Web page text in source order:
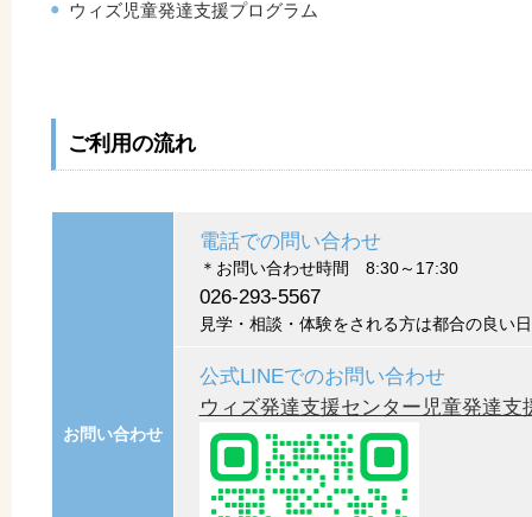
ウィズ児童発達支援プログラム
ご利用の流れ
お問い合わせ
電話での問い合わせ
＊お問い合わせ時間 8:30～17:30
026-293-5567
見学・相談・体験をされる方は都合の良い
公式LINEでのお問い合わせ
ウィズ発達支援センター児童発達支